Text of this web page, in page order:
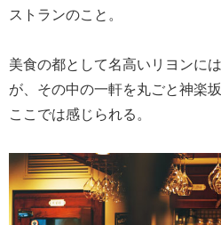
ストランのこと。
美食の都として名高いリヨンに
が、その中の一軒を丸ごと神楽
ここでは感じられる。